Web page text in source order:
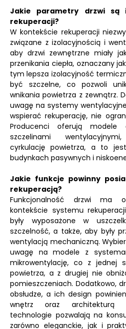
Jakie parametry drzwi są
rekuperacji?
W kontekście rekuperacji
związane z izolacyjnością i
aby drzwi zewnętrzne miały
przenikania ciepła, oznaczany
tym lepsza izolacyjność
być szczelne, co pozwoli
wnikania powietrza z zewnątrz.
uwagę na systemy
wspierać rekuperację, nie
Producenci oferują modele
szczelinami
cyrkulację powietrza, a to
budynkach pasywnych i
Jakie funkcje powinny
rekuperacją?
Funkcjonalność drzwi ma
kontekście systemu
były wyposażone w
szczelność, a także, aby były
wentylacją mechaniczną.
uwagę na modele z
mikrowentylację, co z jednej
powietrza, a z drugiej nie
pomieszczeniach. Dodatkowo,
obsłudze, a ich design
wnętrz oraz architekturą
technologie pozwalają na
zarówno eleganckie, jak i